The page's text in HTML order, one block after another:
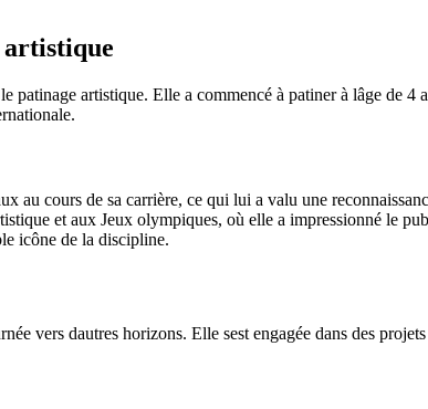
artistique
artistique. Elle a commencé à patiner à lâge de 4
au cours de sa carrière, ce qui lui a valu une
et aux Jeux olympiques, où elle a impressionné le
icône de la discipline.
vers dautres horizons. Elle sest engagée dans des